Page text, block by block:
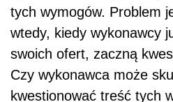
tych wymogów. Problem
wtedy, kiedy wykonawcy
swoich ofert, zaczną
Czy wykonawca może
kwestionować treść tych